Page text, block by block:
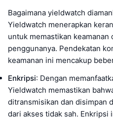
Bagaimana yieldwatch
Yieldwatch menerapkan
untuk memastikan
penggunanya. Pendekatan
keamanan ini mencakup
Enkripsi: Dengan
Yieldwatch memastikan
ditransmisikan dan disimpan
dari akses tidak sah.